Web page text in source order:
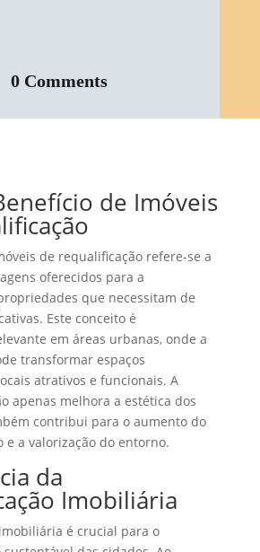
0 Comments
de Imóveis
de requalificação refere-se a
oferecidos para a
que necessitam de
Este conceito é
em áreas urbanas, onde a
transformar espaços
atrativos e funcionais. A
apenas melhora a estética dos
contribui para o aumento do
e a valorização do entorno.
da
Imobiliária
é crucial para o